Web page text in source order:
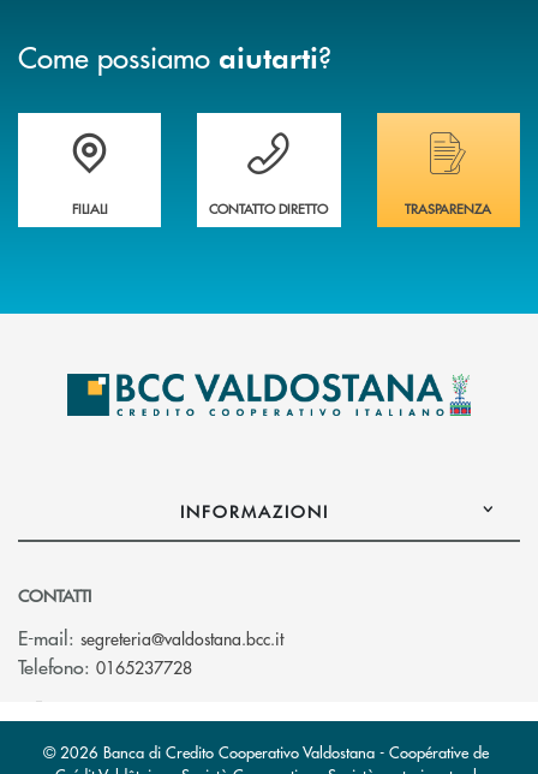
Come possiamo aiutarti?
Trova la filiale più vicina a te
FILIALI
Hai bisogno di assistenza immediata ?
CONTATTO DIRETTO
Hai bisogno di
TRASPARENZA
INFORMAZIONI
CONTATTI
E-mail: segreteria@valdostana.bcc.it(si apre l’app di posta
Telefono: 0165237728
© 2026 Banca di Credito Cooperativo Valdostana - Coopérative de